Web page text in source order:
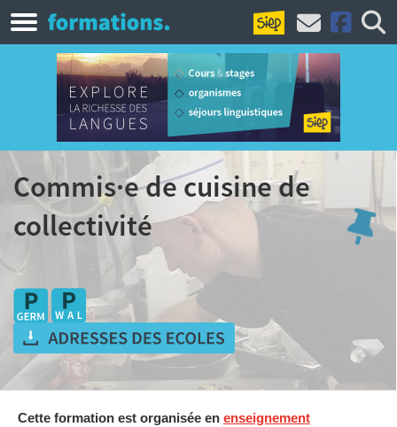
Commis·e de cuisine de
collectivité
Cette formation est organisée en enseignement